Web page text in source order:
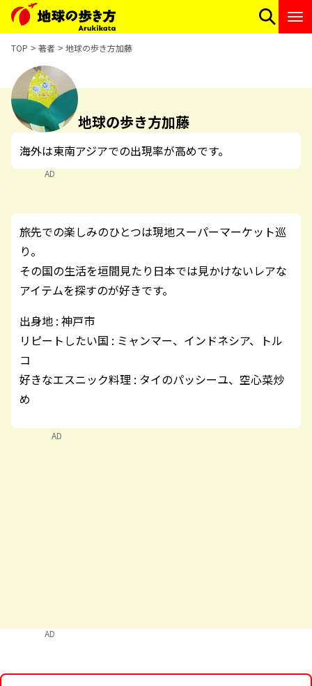
TOP 著者 地球の歩き方加藤
地球の歩き方加藤
海外は東南アジアでの出現率が高めです。
AD
旅先での楽しみのひとつは現地スーパーマーケット巡
り。
その国の生活を垣間見たり日本では見かけないレアな
アイテムを探すのが好きです。
出身地 : 神戸市
リピートしたい国 : ミャンマー、インドネシア、トル
コ
好きなエスニック料理 : タイのパッシーユ、空心菜炒
AD
AD